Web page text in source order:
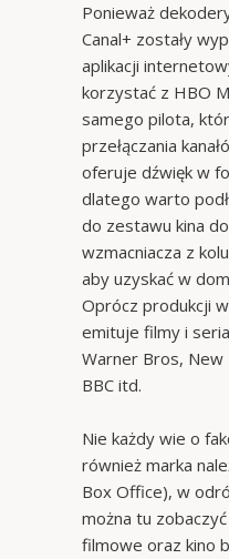
Ponieważ
Canal+ zostały
aplikacji
korzystać z HBO
samego pilota,
przełączania
oferuje dźwięk w
dlatego warto
do zestawu kina
wzmacniacza z
aby uzyskać w
Oprócz produkcji
emituje filmy i
Warner Bros, New
BBC itd.
Nie każdy wie o
również marka
Box Office), w
można tu
filmowe oraz kino